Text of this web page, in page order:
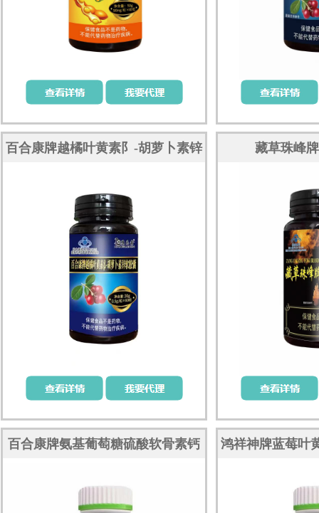
百合康牌越橘叶黄素阝-胡萝卜素锌
藏草珠峰
百合康牌氨基葡萄糖硫酸软骨素钙
鸿祥神牌蓝莓叶